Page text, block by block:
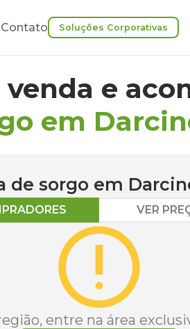
Contato Soluções Corporativas
venda e
em
de sorgo em
VER
entre na área